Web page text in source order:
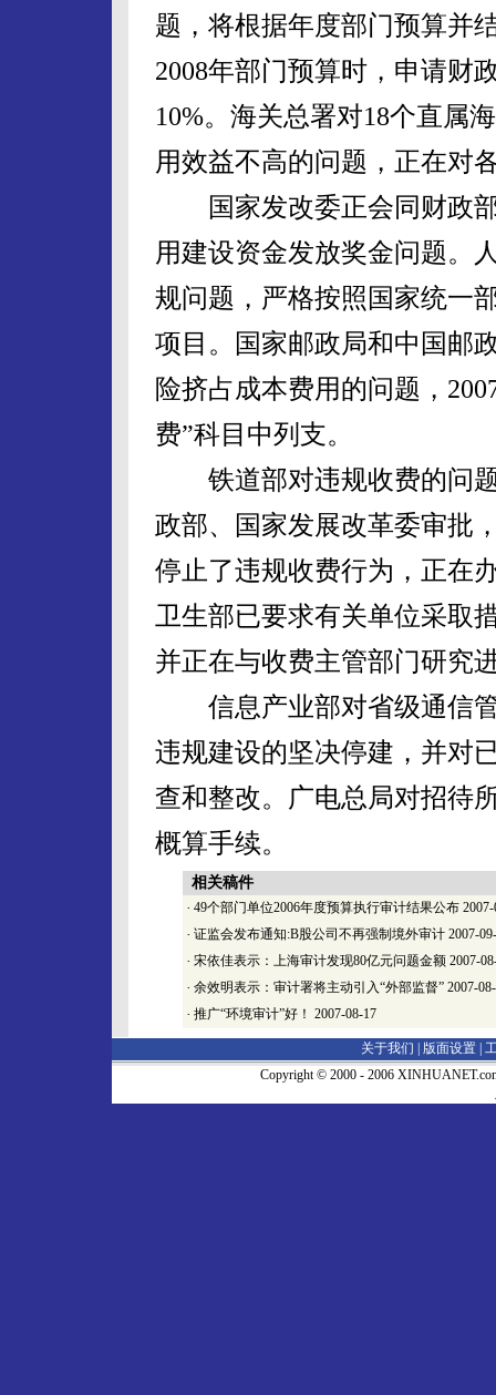
题，将根据年度部门预算并
2008年部门预算时，申请财
10%。海关总署对18个直属
用效益不高的问题，正在对
国家发改委正会同财政部
用建设资金发放奖金问题。
规问题，严格按照国家统一
项目。国家邮政局和中国邮
险挤占成本费用的问题，
费”科目中列支。
铁道部对违规收费的问题
政部、国家发展改革委审批
停止了违规收费行为，正在
卫生部已要求有关单位采取
并正在与收费主管部门研究
信息产业部对省级通信管
违规建设的坚决停建，并对
查和整改。广电总局对招待
概算手续。
相关稿件
· 49个部门单位2006年度预算执行审计结果公布
· 证监会发布通知:B股公司不再强制境外审计 2007-
· 宋依佳表示：上海审计发现80亿元问题金额 2007-
· 余效明表示：审计署将主动引入“外部监督” 2007-
· 推广“环境审计”好！ 2007-08-17
关于我们 | 版面设置
Copyright © 2000 - 2006